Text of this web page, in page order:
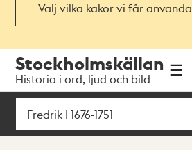
Välj vilka kakor vi får använda
navigationen
huvudinnehållet
Stockholmskällan
Historia i ord, ljud och bild
Sök